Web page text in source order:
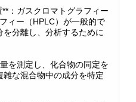
：ガスクロマトグラフィー
ィー（HPLC）が一般的で
分離し、分析するために
を測定し、化合物の同定を
な混合物中の成分を特定